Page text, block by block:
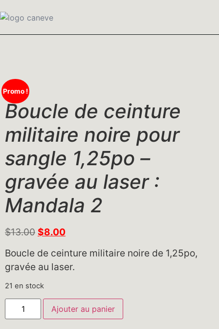
Promo !
Boucle de ceinture
militaire noire pour
sangle 1,25po –
gravée au laser :
Mandala 2
$13.00 $8.00
Boucle de ceinture militaire noire de 1,25po,
gravée au laser.
21 en stock
Ajouter au panier